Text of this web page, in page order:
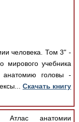
человека. Том 3" -
мирового учебника
анатомию головы -
Скачать книгу
анатомии